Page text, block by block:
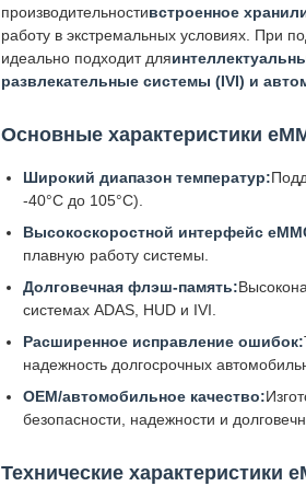
производительностивстроенное
работу в экстремальных условиях. При
идеально подходит для
развлекательные системы (IVI) и
Основные характеристики
Широкий диапазон температур:
-40°C до 105°C).
Высокоскоростной интерфейс
плавную работу системы.
Долговечная флэш-память:
системах ADAS, HUD и IVI.
Расширенное исправление ошибок:
надежность долгосрочных
OEM/автомобильное качество:
безопасности, надежности и
Технические характеристики